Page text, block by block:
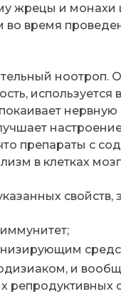
жрецы и
во время
ноотроп.
используется
нервную
препараты с
в клетках
свойств,
и
репродуктивных